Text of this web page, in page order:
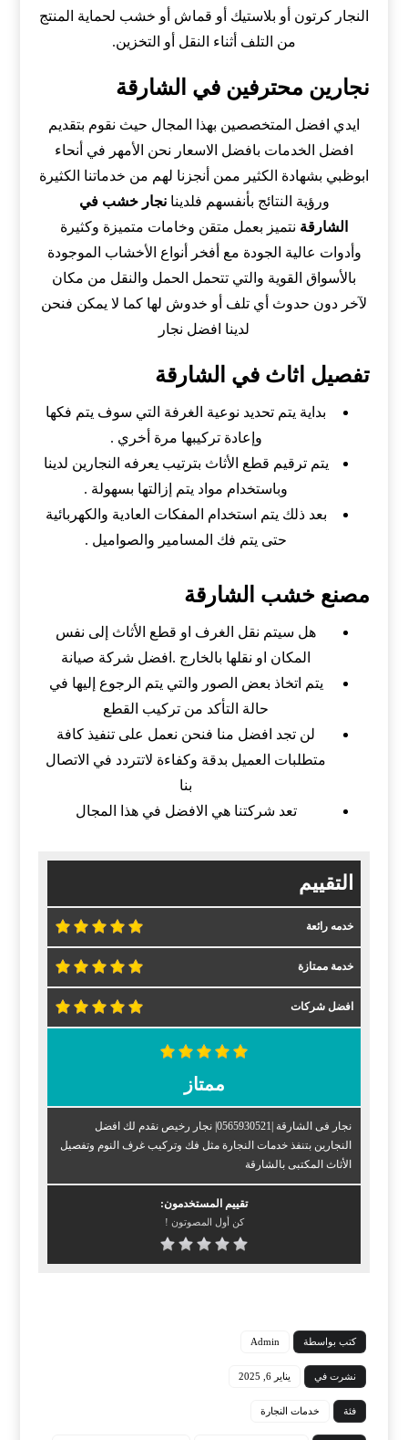
النجار كرتون أو بلاستيك أو قماش أو خشب لحماية المنتج
من التلف أثناء النقل أو التخزين.
نجارين محترفين في الشارقة
ايدي افضل المتخصصين بهذا المجال حيث نقوم بتقديم
افضل الخدمات بافضل الاسعار نحن الأمهر في أنحاء
ابوظبي بشهادة الكثير ممن أنجزنا لهم من خدماتنا الكثيرة
ورؤية النتائج بأنفسهم فلدينانجار خشب في
الشارقة نتميز بعمل متقن وخامات متميزة وكثيرة
وأدوات عالية الجودة مع أفخر أنواع الأخشاب الموجودة
بالأسواق القوية والتي تتحمل الحمل والنقل من مكان
لآخر دون حدوث أي تلف أو خدوش لها كما لا يمكن فنحن
لدينا افضل نجار
تفصيل اثاث في الشارقة
بداية يتم تحديد نوعية الغرفة التي سوف يتم فكها
وإعادة تركيبها مرة أخري .
يتم ترقيم قطع الأثاث بترتيب يعرفه النجارين لدينا
وباستخدام مواد يتم إزالتها بسهولة .
بعد ذلك يتم استخدام المفكات العادية والكهربائية
حتى يتم فك المسامير والصواميل .
مصنع خشب الشارقة
هل سيتم نقل الغرف او قطع الأثاث إلى نفس
المكان او نقلها بالخارج .افضل شركة صيانة
يتم اتخاذ بعض الصور والتي يتم الرجوع إليها في
حالة التأكد من تركيب القطع
لن تجد افضل منا فنحن نعمل على تنفيذ كافة
متطلبات العميل بدقة وكفاءة لاتتردد في الاتصال
بنا
تعد شركتنا هي الافضل في هذا المجال
التقييم
خدمه رائعة
خدمة ممتازة
افضل شركات
ممتاز
نجار فى الشارقة |0565930521| نجار رخيص نقدم لك افضل
النجارين بتنفذ خدمات النجارة مثل فك وتركيب غرف النوم وتفصيل
الأثاث المكتبى بالشارقة
تقييم المستخدمون:
كن أول المصوتون !
كتب بواسطة Admin
نشرت في يناير 6, 2025
فئة خدمات النجارة